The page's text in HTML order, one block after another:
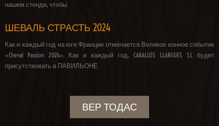
нашем стенде, чтобы
ШЕВАЛЬ СТРАСТЬ 2024
Как и каждый год на юге Франции отмечается Великое конное событие
«Cheval Passion 2024». Как и каждый год, CABALLOS LLARGUES S.L будет
присутствовать в ПАВИЛЬОНЕ
ВЕР ТОДАС